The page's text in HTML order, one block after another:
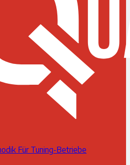
Für Tuning-Betriebe